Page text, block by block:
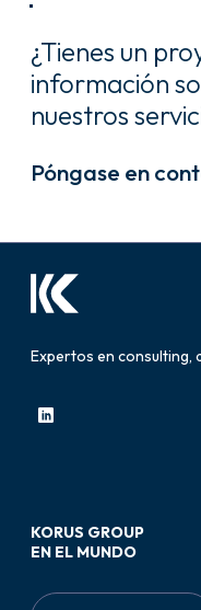
¿Tienes un
información
nuestros
Póngase en
Expertos en consulting,
KORUS GROUP
EN EL MUNDO